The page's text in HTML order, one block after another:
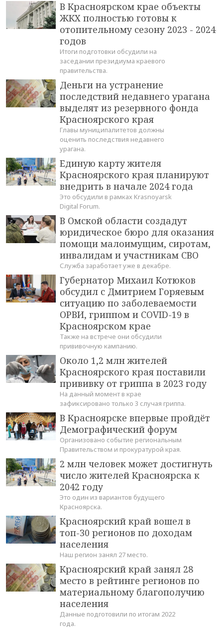
В Красноярском крае объекты
ЖКХ полностью готовы к
отопительному сезону 2023 - 2024
годов
Итоги подготовки обсудили на
заседании президиума краевого
правительства.
Деньги на устранение
последствий недавнего урагана
выделят из резервного фонда
Красноярского края
Главы муниципалитетов должны
оценить последствия недавнего
урагана.
Единую карту жителя
Красноярского края планируют
внедрить в начале 2024 года
Это обсудили в рамках Krasnoyarsk
Digital Forum.
В Омской области создадут
юридическое бюро для оказания
помощи малоимущим, сиротам,
инвалидам и участникам СВО
Служба заработает уже в декабре.
Губернатор Михаил Котюков
обсудил с Дмитрием Горяевым
ситуацию по заболеваемости
ОРВИ, гриппом и COVID-19 в
Красноярском крае
Также на встрече они обсудили
прививочную кампанию.
Около 1,2 млн жителей
Красноярского края поставили
прививку от гриппа в 2023 году
На данный момент в крае
зафиксировано только 3 случая гриппа.
В Красноярске впервые пройдёт
Демографический форум
Организовано событие региональным
Правительством и прокуратурой края.
2 млн человек может достигнуть
число жителей Красноярска к
2042 году
Это один из вариантов будущего
Красноярска.
Красноярский край вошел в
топ-30 регионов по доходам
населения
Наш регион занял 27 место.
Красноярский край занял 28
место в рейтинге регионов по
материальному благополучию
населения
Данные подготовили по итогам 2022
года.